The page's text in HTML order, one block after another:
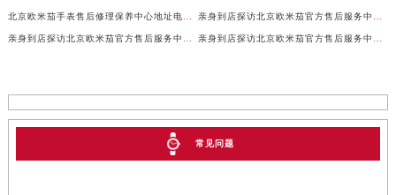
北京欧米茄手表售后修理保养中心地址电话权威公示（2026年7月最新） 亲身到店探访北京欧米茄官方售后服务中心｜全部地址与售后服务电话（2026年7月最新）
亲身到店探访北京欧米茄官方售后服务中心｜最新官方地址及服务电话（2026年7月最新） 亲身到店探访北京欧米茄官方售后服务中心｜最新官方地址和维修热线（2026年7月最新）
常见问题